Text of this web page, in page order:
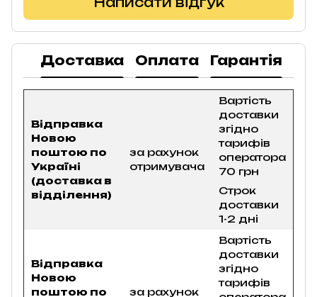
Доставка Оплата Гарантія
Відправка
Новою
поштою по
Україні
(доставка в
відділення)
за рахунок
отримувача
Вартість
доставки
згідно
тарифів
оператора
70 грн
Строк
доставки
1-2 дні
Відправка
Новою
поштою по
за рахунок
Вартість
доставки
згідно
тарифів